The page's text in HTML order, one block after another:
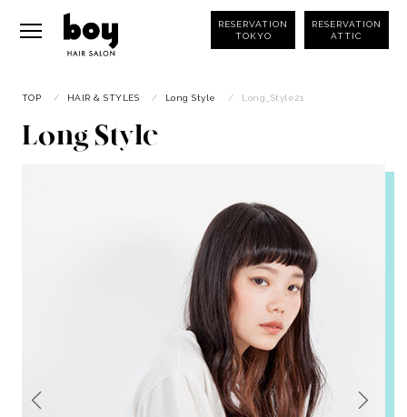
RESERVATION
TOKYO
RESERVATION
ATTIC
TOP / HAIR & STYLES / Long Style / Long_Style21
Long Style